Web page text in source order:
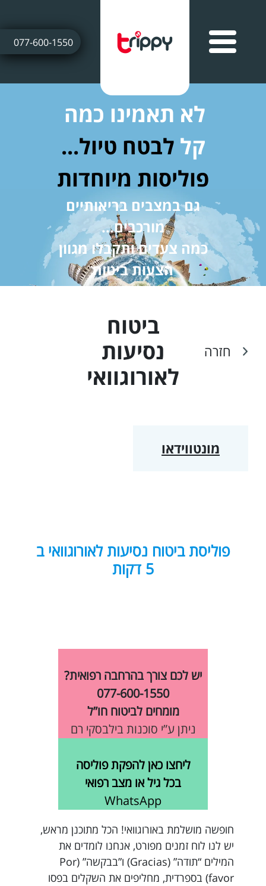
077-600-1550
לא תאמינו כמה
קל לבטח טיול...
פוליסות מיוחדות
גם במצבים בריאותיים
מורכבים...
כמה צעדים ותקבלו מגוון
הצעות ביטוח
חזרה
ביטוח
נסיעות
לאורוגוואי
מונטווידאו
פוליסת ביטוח נסיעות לאורוגוואי ב
5 דקות
יש לכם צורך בהרחבה רפואית?
077-600-1550
מומחים לביטוח חו”ל
ניתן ע”י סוכנות בילבסקי רם
ליחצו כאן להפקת פוליסה
בכל גיל או מצב רפואי
WhatsApp
חופשה מושלמת באורוגוואי! הכל מתוכנן מראש,
יש לנו לוח זמנים מפורט, אנחנו לומדים את
המילים “תודה” (Gracias) ו”בבקשה” (Por
favor) בספרדית, מחליפים את השקלים בפסו